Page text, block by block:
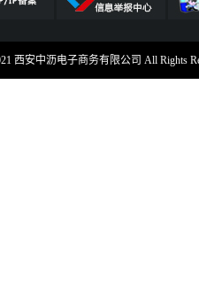
西安中沥电子商务有限公司 All